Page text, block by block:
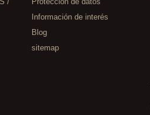
Información de interés
Blog
sitemap